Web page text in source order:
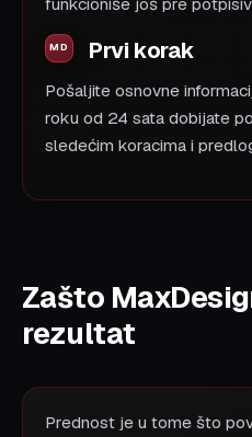
Prvi korak
Pošaljite osnovne
roku od 24 sata dobijate
sledećim koracima i
Zašto
rezultat
Prednost je u tome što